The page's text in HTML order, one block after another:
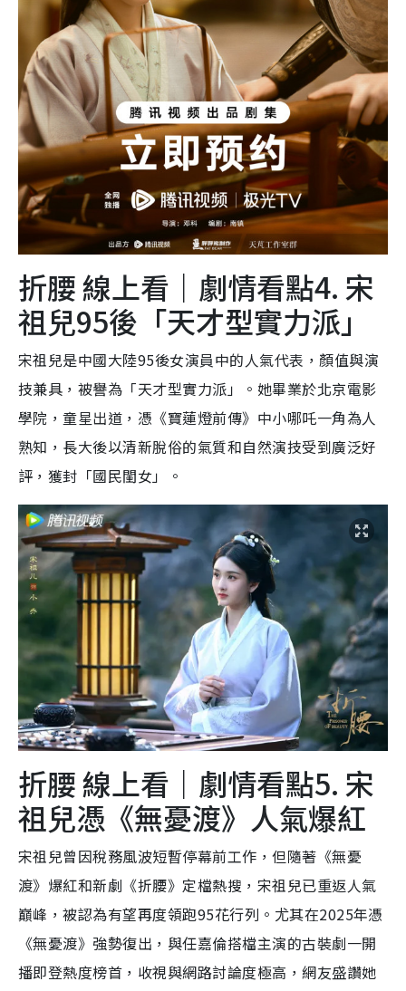
折腰 線上看｜劇情看點4. 宋
祖兒95後「天才型實力派」
宋祖兒是中國大陸95後女演員中的人氣代表，顏值與演
技兼具，被譽為「天才型實力派」。她畢業於北京電影
學院，童星出道，憑《寶蓮燈前傳》中小哪吒一角為人
熟知，長大後以清新脫俗的氣質和自然演技受到廣泛好
評，獲封「國民閨女」。
折腰 線上看｜劇情看點5. 宋
祖兒憑《無憂渡》人氣爆紅
宋祖兒曾因稅務風波短暫停幕前工作，但隨著《無憂
渡》爆紅和新劇《折腰》定檔熱搜，宋祖兒已重返人氣
巔峰，被認為有望再度領跑95花行列。尤其在2025年憑
《無憂渡》強勢復出，與任嘉倫搭檔主演的古裝劇一開
播即登熱度榜首，收視與網路討論度極高，網友盛讚她